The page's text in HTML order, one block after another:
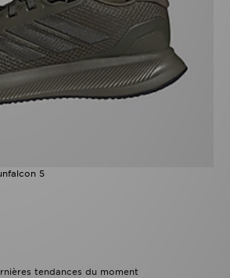
5
tendances du moment